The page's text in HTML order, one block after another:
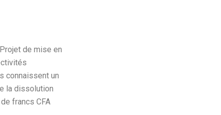
de mise en
connaissent un
la dissolution
francs CFA